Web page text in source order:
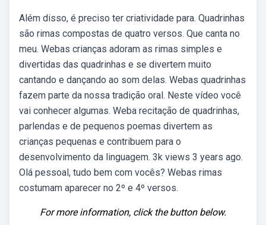
Além disso, é preciso ter criatividade para. Quadrinhas
são rimas compostas de quatro versos. Que canta no
meu. Webas crianças adoram as rimas simples e
divertidas das quadrinhas e se divertem muito
cantando e dançando ao som delas. Webas quadrinhas
fazem parte da nossa tradição oral. Neste vídeo você
vai conhecer algumas. Weba recitação de quadrinhas,
parlendas e de pequenos poemas divertem as
crianças pequenas e contribuem para o
desenvolvimento da linguagem. 3k views 3 years ago.
Olá pessoal, tudo bem com vocês? Webas rimas
costumam aparecer no 2º e 4º versos.
For more information, click the button below.